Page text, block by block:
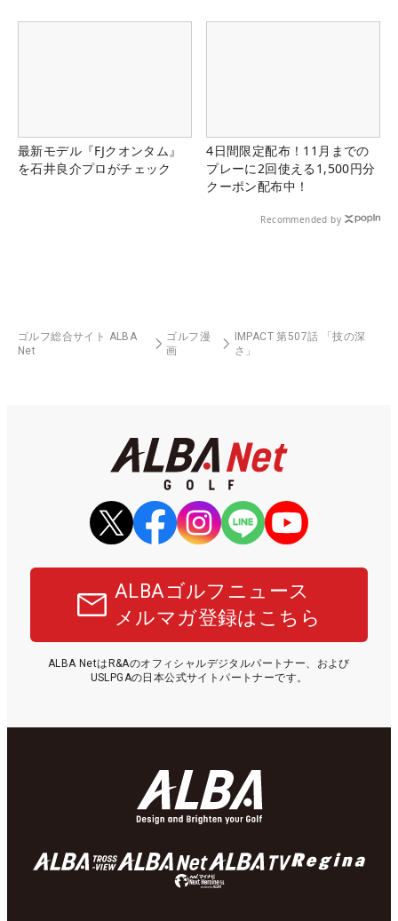
最新モデル『FJクオンタム』
を石井良介プロがチェック
4日間限定配布！11月までの
プレーに2回使える1,500円分
クーポン配布中！
Recommended by
ゴルフ総合サイト ALBA
Net
ゴルフ漫
画
IMPACT 第507話 「技の深
さ」
ALBAゴルフニュース
メルマガ登録はこちら
ALBA NetはR&Aのオフィシャルデジタルパートナー、および
USLPGAの日本公式サイトパートナーです。